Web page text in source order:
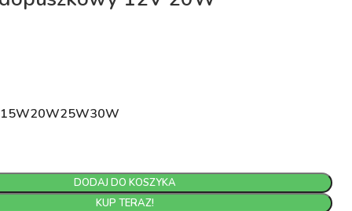
15W20W25W30W
DODAJ DO KOSZYKA
KUP TERAZ!